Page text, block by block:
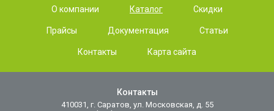
О компании Каталог Скидки
Прайсы Документация Статьи
Контакты Карта сайта
Контакты
410031, г. Саратов, ул. Московская, д. 55